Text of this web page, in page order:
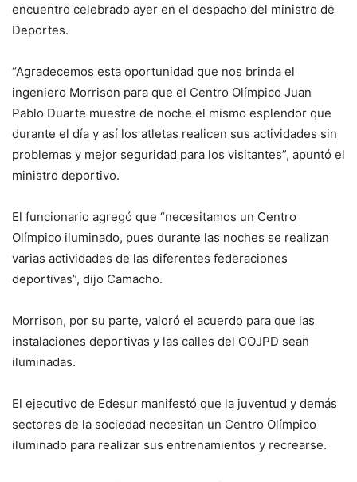
encuentro celebrado ayer en el despacho del ministro de
Deportes.
“Agradecemos esta oportunidad que nos brinda el
ingeniero Morrison para que el Centro Olímpico Juan
Pablo Duarte muestre de noche el mismo esplendor que
durante el día y así los atletas realicen sus actividades sin
problemas y mejor seguridad para los visitantes”, apuntó el
ministro deportivo.
El funcionario agregó que “necesitamos un Centro
Olímpico iluminado, pues durante las noches se realizan
varias actividades de las diferentes federaciones
deportivas”, dijo Camacho.
Morrison, por su parte, valoró el acuerdo para que las
instalaciones deportivas y las calles del COJPD sean
iluminadas.
El ejecutivo de Edesur manifestó que la juventud y demás
sectores de la sociedad necesitan un Centro Olímpico
iluminado para realizar sus entrenamientos y recrearse.